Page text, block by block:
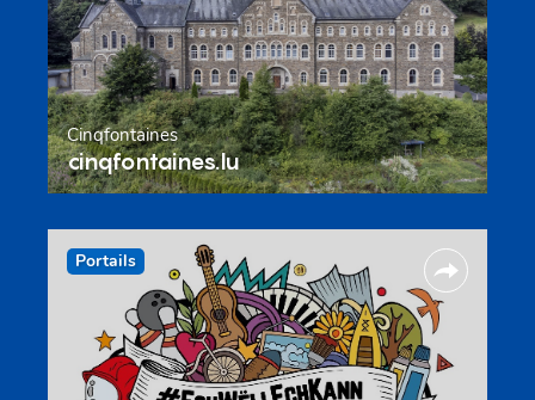
Cinqfontaines
cinqfontaines.lu
Portails